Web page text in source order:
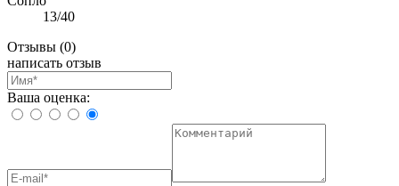
13/40
Отзывы (0)
написать отзыв
Ваша оценка: